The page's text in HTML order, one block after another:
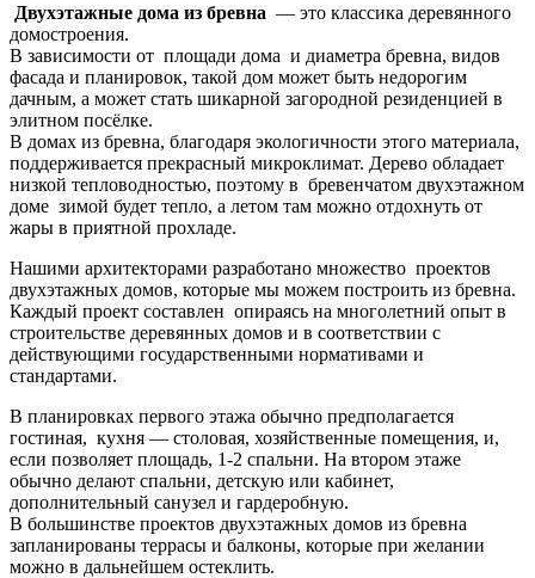
Двухэтажные дома из бревна — это классика деревянного
домостроения.
В зависимости от площади дома и диаметра бревна, видов
фасада и планировок, такой дом может быть недорогим
дачным, а может стать шикарной загородной резиденцией в
элитном посёлке.
В домах из бревна, благодаря экологичности этого материала,
поддерживается прекрасный микроклимат. Дерево обладает
низкой тепловодностью, поэтому в бревенчатом двухэтажном
доме зимой будет тепло, а летом там можно отдохнуть от
жары в приятной прохладе.
Нашими архитекторами разработано множество проектов
двухэтажных домов, которые мы можем построить из бревна.
Каждый проект составлен опираясь на многолетний опыт в
строительстве деревянных домов и в соответствии с
действующими государственными нормативами и
стандартами.
В планировках первого этажа обычно предполагается
гостиная, кухня — столовая, хозяйственные помещения, и,
если позволяет площадь, 1-2 спальни. На втором этаже
обычно делают спальни, детскую или кабинет,
дополнительный санузел и гардеробную.
В большинстве проектов двухэтажных домов из бревна
запланированы террасы и балконы, которые при желании
можно в дальнейшем остеклить.